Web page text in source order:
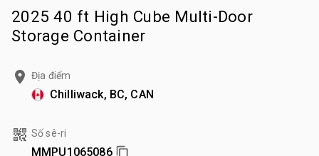
2025 40 ft High Cube Multi-Door
Storage Container
Địa điểm
Chilliwack, BC, CAN
Số sê-ri
MMPU1065086